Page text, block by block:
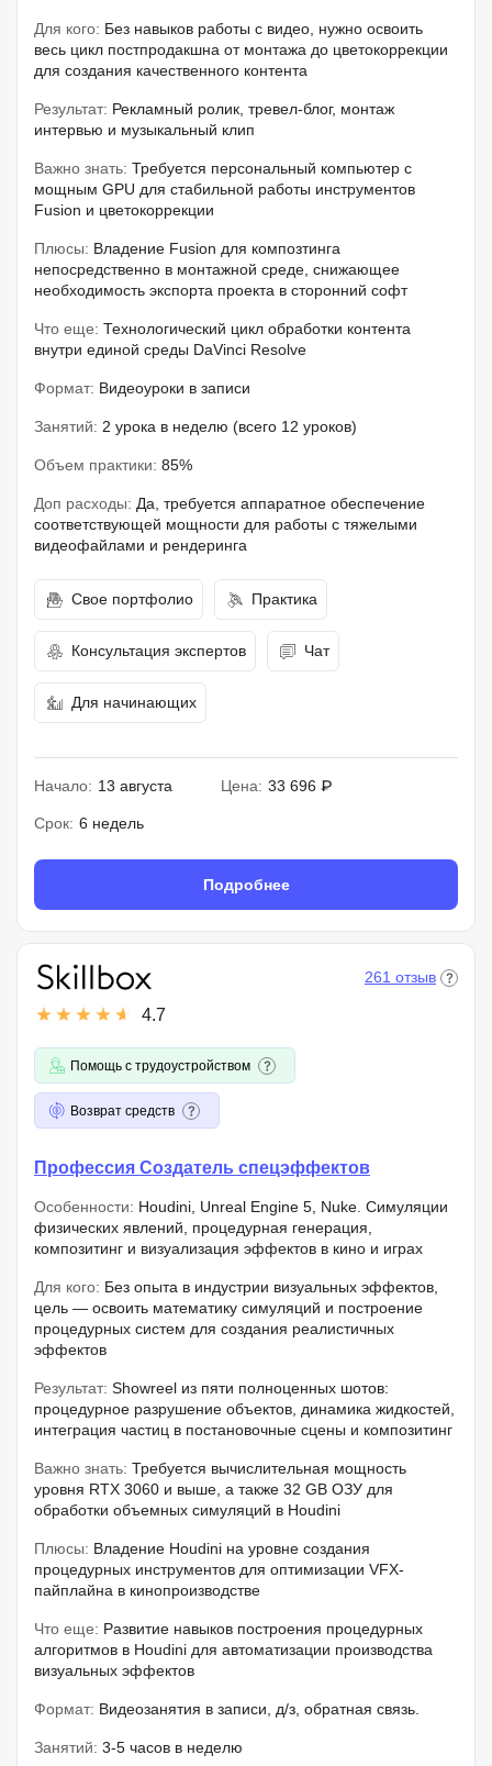
Для кого: Без навыков работы с видео, нужно освоить
весь цикл постпродакшна от монтажа до цветокоррекции
для создания качественного контента
Результат: Рекламный ролик, тревел-блог, монтаж
интервью и музыкальный клип
Важно знать: Требуется персональный компьютер с
мощным GPU для стабильной работы инструментов
Fusion и цветокоррекции
Плюсы: Владение Fusion для композтинга
непосредственно в монтажной среде, снижающее
необходимость экспорта проекта в сторонний софт
Что еще: Технологический цикл обработки контента
внутри единой среды DaVinci Resolve
Формат: Видеоуроки в записи
Занятий: 2 урока в неделю (всего 12 уроков)
Объем практики: 85%
Доп расходы: Да, требуется аппаратное обеспечение
соответствующей мощности для работы с тяжелыми
видеофайлами и рендеринга
Свое портфолио Практика
Консультация экспертов Чат
Для начинающих
Начало: 13 августа Цена: 33 696 ₽
Срок: 6 недель
Подробнее
4.7
261 отзыв
Помощь с трудоустройством
Возврат средств
Профессия Создатель спецэффектов
Особенности: Houdini, Unreal Engine 5, Nuke. Симуляции
физических явлений, процедурная генерация,
композитинг и визуализация эффектов в кино и играх
Для кого: Без опыта в индустрии визуальных эффектов,
цель — освоить математику симуляций и построение
процедурных систем для создания реалистичных
эффектов
Результат: Showreel из пяти полноценных шотов:
процедурное разрушение объектов, динамика жидкостей,
интеграция частиц в постановочные сцены и композитинг
Важно знать: Требуется вычислительная мощность
уровня RTX 3060 и выше, а также 32 GB ОЗУ для
обработки объемных симуляций в Houdini
Плюсы: Владение Houdini на уровне создания
процедурных инструментов для оптимизации VFX-
пайплайна в кинопроизводстве
Что еще: Развитие навыков построения процедурных
алгоритмов в Houdini для автоматизации производства
визуальных эффектов
Формат: Видеозанятия в записи, д/з, обратная связь.
Занятий: 3-5 часов в неделю